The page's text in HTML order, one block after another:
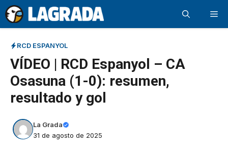
Saltar
al
contenido
RCD ESPANYOL
VÍDEO | RCD Espanyol – CA
Osasuna (1-0): resumen,
resultado y gol
La Grada
31 de agosto de 2025